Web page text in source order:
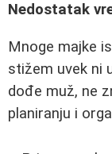
Nedostatak
Mnoge majke
stižem uvek ni
dođe muž, ne
planiranju i